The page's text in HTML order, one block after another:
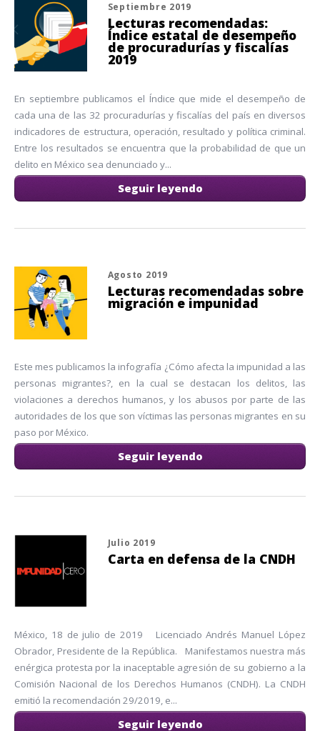
Septiembre 2019
Lecturas recomendadas:
Índice estatal de desempeño
de procuradurías y fiscalías
2019
En septiembre publicamos el Índice que mide el desempeño de
cada una de las 32 procuradurías y fiscalías del país en diversos
indicadores de estructura, operación, resultado y política criminal.
Entre los resultados se encuentra que la probabilidad de que un
delito en México sea denunciado y...
Seguir leyendo
Agosto 2019
Lecturas recomendadas sobre
migración e impunidad
Este mes publicamos la infografía ¿Cómo afecta la impunidad a las
personas migrantes?, en la cual se destacan los delitos, las
violaciones a derechos humanos, y los abusos por parte de las
autoridades de los que son víctimas las personas migrantes en su
paso por México.
Seguir leyendo
Julio 2019
Carta en defensa de la CNDH
México, 18 de julio de 2019 Licenciado Andrés Manuel López
Obrador, Presidente de la República. Manifestamos nuestra más
enérgica protesta por la inaceptable agresión de su gobierno a la
Comisión Nacional de los Derechos Humanos (CNDH). La CNDH
emitió la recomendación 29/2019, e...
Seguir leyendo